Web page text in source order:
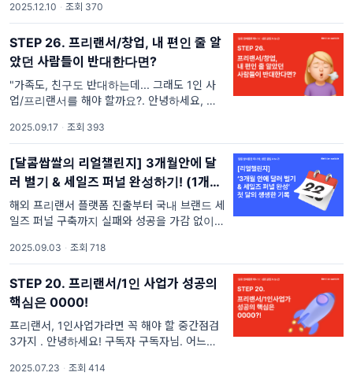
하지만, 여기서 끝이면 너무 아쉽잖아요?(저희
만 그런거 아니죠..?) 달콤쌉쌀 뉴스레터 시즌2
2025.12.10 · 조회 370
STEP 26. 프리랜서/창업, 내 편인 줄 알
았던 사람들이 반대한다면?
"가족도, 친구도 반대하는데... 그래도 1인 사
업/프리랜서를 해야 할까요?. 안녕하세요, 구독
창업에 도전하겠다는 큰 포부를 주변에 이야기
했다가 이런 이야기를 들으셨나요? “요즘 경기
가 얼마나 안 좋은데…"
2025.09.17 · 조회 393
[달콤쌉쌀의 리얼챌린지] 3개월안에 달
러 벌기 & 세일즈 퍼널 완성하기! (1개월
후기)
해외 프리랜서 플랫폼 진출부터 국내 브랜드 세
일즈 퍼널 구축까지 실패와 성공을 가감 없이
희가 구독자님들께 "3개월 안에 해외에서 달러
벌기 & 세일즈 퍼널 완성하기"라는 대담한(?)
선언을 했던 거 기억하시나요? "구독자들 앞에
서
2025.09.03 · 조회 718
STEP 20. 프리랜서/1인 사업가 성공의
핵심은 0000!
프리랜서, 1인사업가라면 꼭 해야 할 중간점검
3가지 . 안녕하세요! 구독자 구독자님. 어느덧
까지 딱 5개월밖에 남지 않았다는 사실.. 실감
2025.07.23 · 조회 414